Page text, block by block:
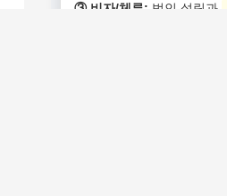
③ 비자/체류: 법인 설립과